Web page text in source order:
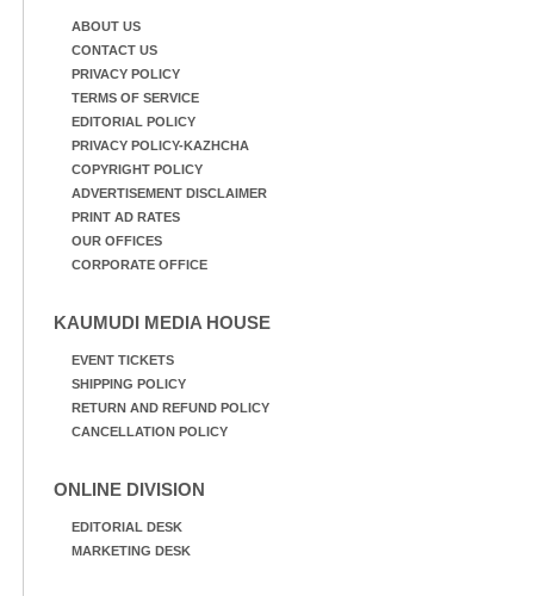
ABOUT US
CONTACT US
PRIVACY POLICY
TERMS OF SERVICE
EDITORIAL POLICY
PRIVACY POLICY-KAZHCHA
COPYRIGHT POLICY
ADVERTISEMENT DISCLAIMER
PRINT AD RATES
OUR OFFICES
CORPORATE OFFICE
KAUMUDI MEDIA HOUSE
EVENT TICKETS
SHIPPING POLICY
RETURN AND REFUND POLICY
CANCELLATION POLICY
ONLINE DIVISION
EDITORIAL DESK
MARKETING DESK